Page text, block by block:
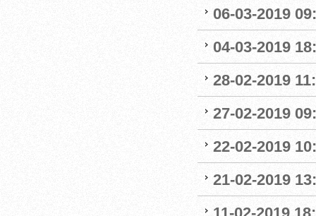
06-03-2019
04-03-2019
28-02-2019
27-02-2019
22-02-2019
21-02-2019